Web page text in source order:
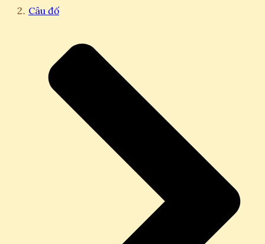
Câu đố